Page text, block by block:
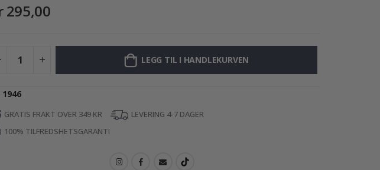
295,00
LEGG TIL I HANDLEKURVEN
1946
GRATIS FRAKT OVER 349 KR
LEVERING 4-7 DAGER
100% TILFREDSHETSGARANTI